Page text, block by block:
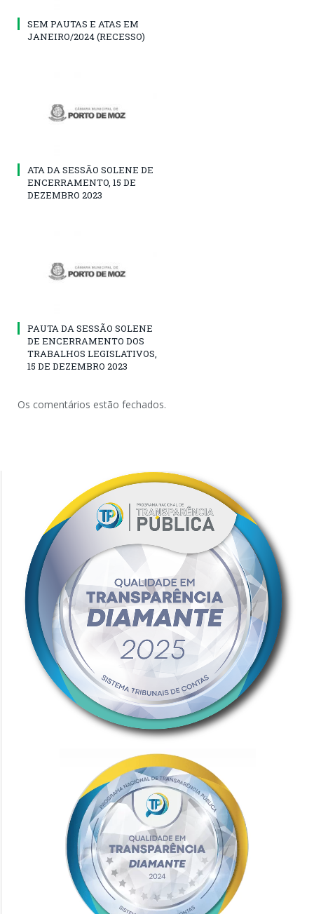
SEM PAUTAS E ATAS EM
JANEIRO/2024 (RECESSO)
ATA DA SESSÃO SOLENE DE
ENCERRAMENTO, 15 DE
DEZEMBRO 2023
PAUTA DA SESSÃO SOLENE
DE ENCERRAMENTO DOS
TRABALHOS LEGISLATIVOS,
15 DE DEZEMBRO 2023
Os comentários estão fechados.